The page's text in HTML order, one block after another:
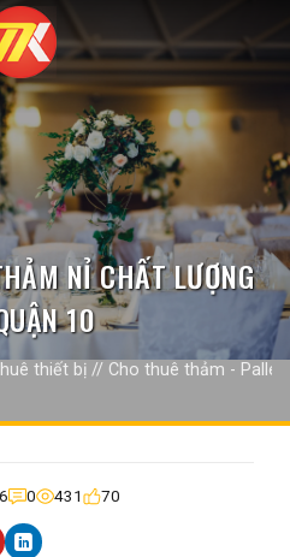
NỈ CHẤT LƯỢNG
10
thiết bị // Cho thuê thảm - Pallet
0 431 70